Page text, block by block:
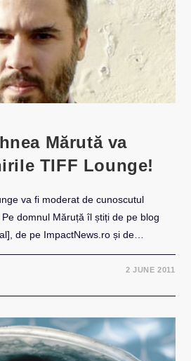
Mărută va
TIFF Lounge!
va fi moderat de cunoscutul
domnul Măruță îl știți de pe blog
de pe ImpactNews.ro și de…
2 JUNE 2011